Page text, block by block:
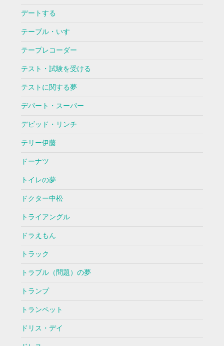
デートする
テーブル・いす
テープレコーダー
テスト・試験を受ける
テストに関する夢
デパート・スーパー
デビッド・リンチ
テリー伊藤
ドーナツ
トイレの夢
ドクター中松
トライアングル
ドラえもん
トラック
トラブル（問題）の夢
トランプ
トランペット
ドリス・デイ